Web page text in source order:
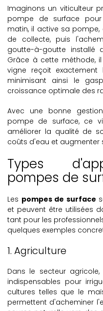
Imaginons un viticulteur
pompe de surface
matin, il active sa
de collecte, puis
goutte-à-goutte installé
Grâce à cette méthode,
vigne reçoit exactement
minimisant ainsi le
croissance optimale des
Avec une bonne
pompe de surface, ce
améliorer la qualité de
coûts d'eau et augmenter
Types
pompes de
Les pompes de surface
et peuvent être utilisées
tant pour les
quelques exemples
1. Agriculture
Dans le secteur
indispensables pour
cultures telles que le
permettent d'acheminer